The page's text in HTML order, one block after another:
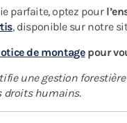
parfaite, optez pour
, disponible sur notre
de montagepour
une gestion
droits humains.